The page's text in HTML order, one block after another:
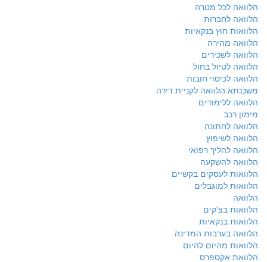
הלוואה לכל מטרה
הלוואה לחברות
הלוואות חוץ בנקאיות
הלוואה מהירה
הלוואה לשכירים
הלוואה לטיול בחול
הלוואה לכיסוי חובות
משכנתא הלוואה לקניית דירה
הלוואה ללימודים
מימון רכב
הלוואה לחתונה
הלוואה לשיפוץ
הלוואה להליך רפואי
הלוואה להשקעה
הלוואות לעסקים בקשיים
הלוואות למוגבלים
הלוואה
הלוואות בצ'קים
הלוואות בנקאיות
הלוואה בערבות המדינה
הלוואות מהיום להיום
הלוואת אקספרס